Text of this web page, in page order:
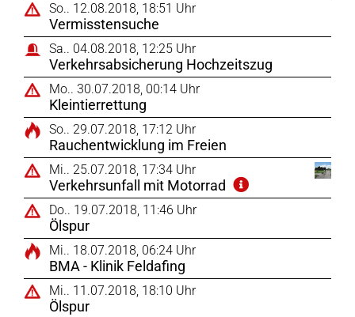
So.. 12.08.2018, 18:51 Uhr
Vermisstensuche
Sa.. 04.08.2018, 12:25 Uhr
Verkehrsabsicherung Hochzeitszug
Mo.. 30.07.2018, 00:14 Uhr
Kleintierrettung
So.. 29.07.2018, 17:12 Uhr
Rauchentwicklung im Freien
Mi.. 25.07.2018, 17:34 Uhr
Verkehrsunfall mit Motorrad
Do.. 19.07.2018, 11:46 Uhr
Ölspur
Mi.. 18.07.2018, 06:24 Uhr
BMA - Klinik Feldafing
Mi.. 11.07.2018, 18:10 Uhr
Ölspur